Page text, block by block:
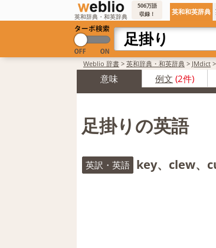
英和辞典・和英辞典
506万語
収録！
英和和英辞典
Weblio 辞書 > 英和辞典・和英辞典 > JMdict >
意味 例文 (2件)
足掛りの英語
英訳・英語 key、clew、